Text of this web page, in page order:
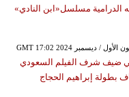
الدرامية مسلسل«ابن النادي»
ضيف شرف الفيلم السعودي
بطولة إبراهيم الحجاج